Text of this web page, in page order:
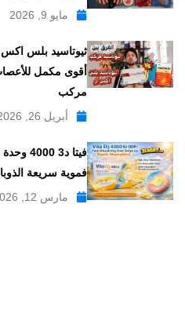
مايو 9, 2026
أقوى مكمل
مركب
أبريل 26, 2026
فموية سريعة
مارس 12, 2026